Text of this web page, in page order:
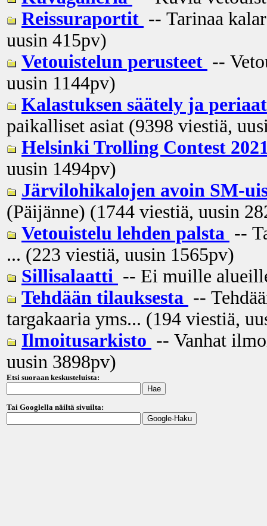
Reissuraportit -- Tarinaa
uusin 415pv)
Vetouistelun perusteet --
uusin 1144pv)
Kalastuksen säätely ja
paikalliset asiat (9398 viestiä,
Helsinki Trolling Contest
uusin 1494pv)
Järvilohikalojen avoin SM-
(Päijänne) (1744 viestiä, uusin
Vetouistelu lehden palsta --
... (223 viestiä, uusin 1565pv)
Sillisalaatti -- Ei muille
Tehdään tilauksesta --
targakaaria yms... (194 viestiä,
Ilmoitusarkisto -- Vanhat
uusin 3898pv)
Etsi suoraan keskusteluista:
Tai Googlella näiltä sivuilta: